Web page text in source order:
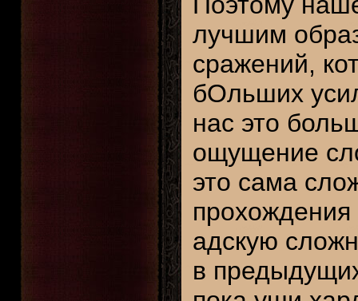
лучшим
сражений,
бОльших
нас это
ощущение
это сама
адскую
в